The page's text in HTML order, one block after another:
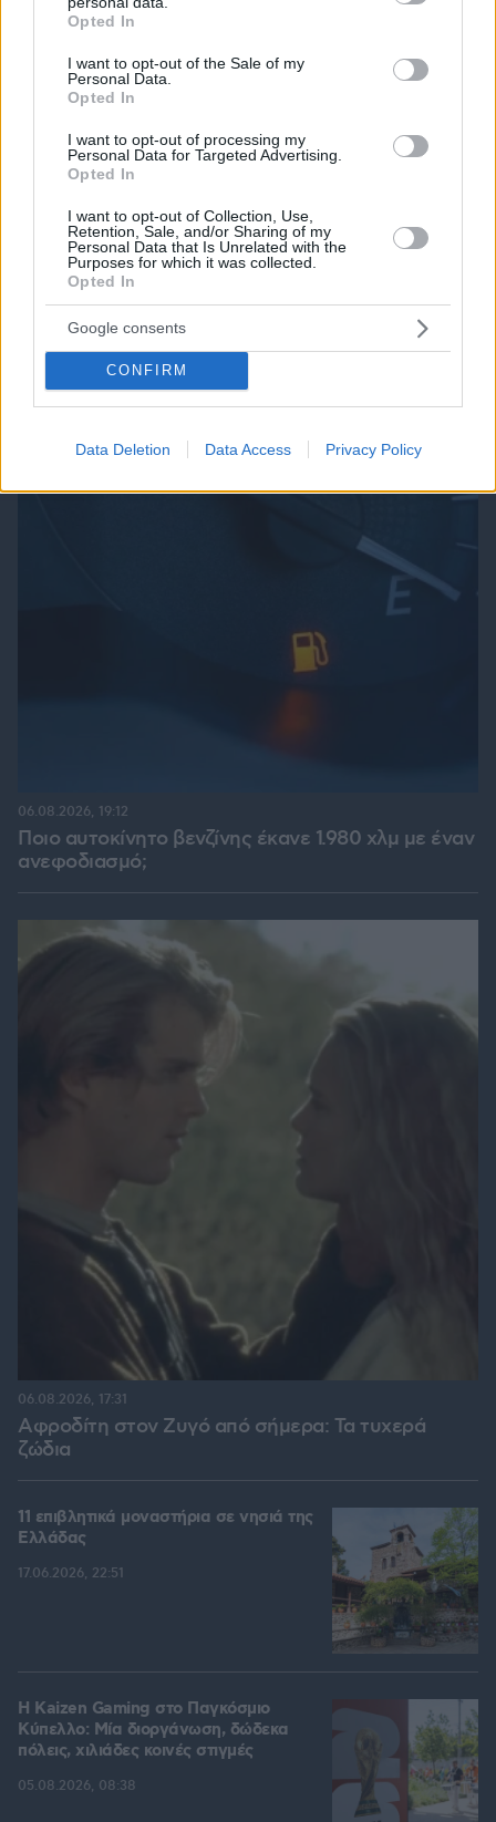
grant or deny consent to Google and its third-party tags to
use your data for below specified purposes in below Google
consent section.
Opted In
I want to opt-out of the Sale of my
Personal Data.
Opted In
I want to opt-out of processing my
Personal Data for Targeted Advertising.
Opted In
I want to opt-out of Collection, Use,
Retention, Sale, and/or Sharing of my
Personal Data that Is Unrelated with the
Purposes for which it was collected.
Opted In
Google consents
CONFIRM
Data Deletion Data Access Privacy Policy
Τα φρούτα που επιλέγουν 4 ενδοκρινολόγοι για
καλύτερο έλεγχο του σακχάρου – Το ένα μειώνει
το λίπος στην κοιλιά
Ποιο αυτοκίνητο βενζίνης έκανε 1.980 χλμ με έναν
ανεφοδιασμό;
06.08.2026, 19:12
Αφροδίτη στον Ζυγό από σήμερα: Τα τυχερά
ζώδια
06.08.2026, 17:31
11 επιβλητικά μοναστήρια σε νησιά της
Ελλάδας
17.06.2026, 22:51
H Kaizen Gaming στο Παγκόσμιο
Kύπελλο: Μία διοργάνωση, δώδεκα
πόλεις, χιλιάδες κοινές στιγμές
05.08.2026, 08:38